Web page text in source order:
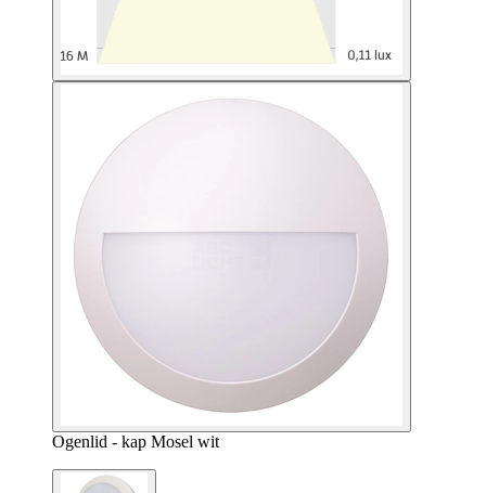
Ogenlid - kap Mosel wit